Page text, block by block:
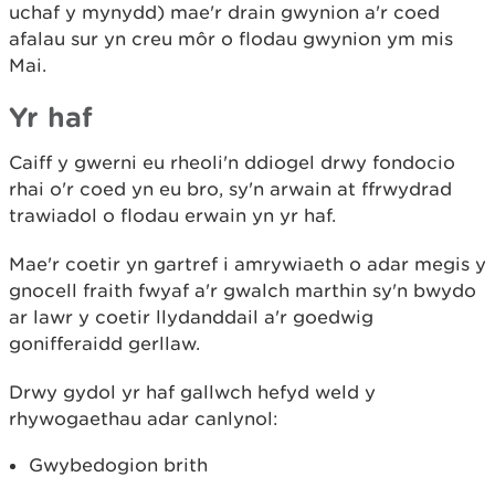
uchaf y mynydd) mae'r drain gwynion a'r coed
afalau sur yn creu môr o flodau gwynion ym mis
Mai.
Yr haf
Caiff y gwerni eu rheoli'n ddiogel drwy fondocio
rhai o'r coed yn eu bro, sy'n arwain at ffrwydrad
trawiadol o flodau erwain yn yr haf.
Mae'r coetir yn gartref i amrywiaeth o adar megis y
gnocell fraith fwyaf a'r gwalch marthin sy'n bwydo
ar lawr y coetir llydanddail a'r goedwig
gonifferaidd gerllaw.
Drwy gydol yr haf gallwch hefyd weld y
rhywogaethau adar canlynol:
Gwybedogion brith